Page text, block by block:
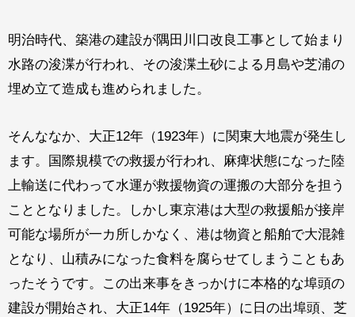
明治時代、築港の建設が隅田川口改良工事として始まり
水路の浚渫が行われ、その浚渫土砂による月島や芝浦の
埋め立て造成も進められました。
そんななか、大正12年（1923年）に関東大地震が発生し
ます。国際規模での救援が行われ、麻痺状態になった陸
上輸送に代わって水運が救援物資の運搬の大部分を担う
こととなりました。しかし東京港は大型の救援船が接岸
可能な場所が一カ所しかなく、港は物資と船舶で大混雑
となり、山積みになった食料を腐らせてしまうこともあ
ったそうです。この出来事をきっかけに本格的な埠頭の
建設が開始され、大正14年（1925年）に日の出埠頭、芝